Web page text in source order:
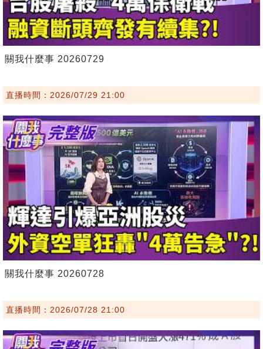
關我什麼事 20260729
直播時間：2026/07/29 21:00
關我什麼事 20260728
直播時間：2026/07/28 21:00